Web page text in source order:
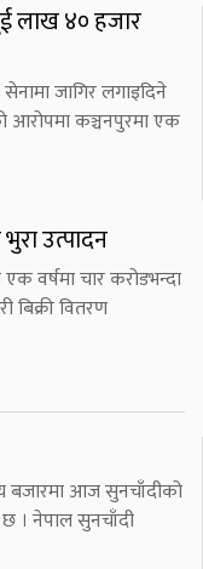
लाख ४० हजार
जागिर लगाइदिने
कञ्चनपुरमा एक
उत्पादन
वर्षमा चार करोडभन्दा
बिक्री वितरण
बजारमा आज सुनचाँदीको
। नेपाल सुनचाँदी